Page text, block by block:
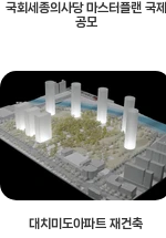
국회세종의사당 마스터플랜 국제
공모
대치미도아파트 재건축